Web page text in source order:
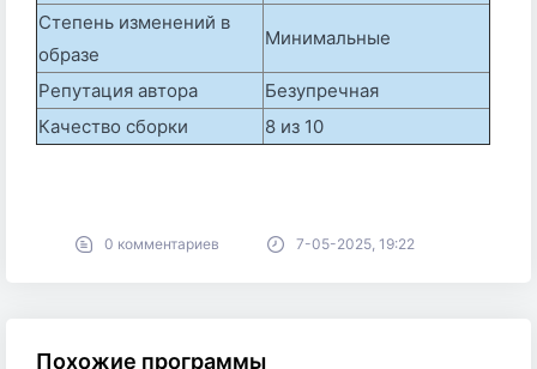
Степень изменений в
образе
Минимальные
Репутация автора
Безупречная
Качество сборки
8 из 10
0 комментариев 7-05-2025, 19:22
Похожие программы